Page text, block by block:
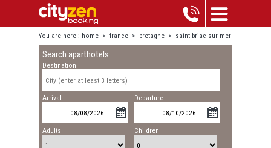
You are here : home > france > bretagne > saint-briac-sur-mer
Search aparthotels
Destination
Arrival Departure
Adults Children